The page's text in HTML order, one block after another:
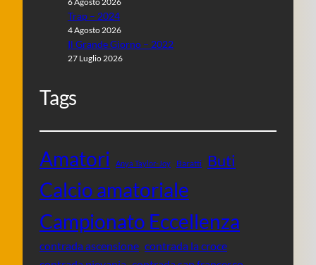
6 Agosto 2026
Trap – 2024
4 Agosto 2026
Il Grande Giorno – 2022
27 Luglio 2026
Tags
Amatori Anya Taylor-Joy Baratti Buti
Calcio amatoriale
Campionato Eccellenza
contrada ascensione contrada la croce